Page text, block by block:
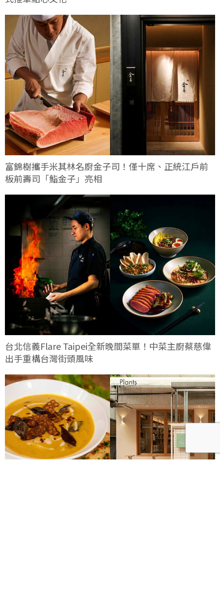
富錦樹攜手米其林名廚金子司！僅十席、正統江戶前
板前壽司「鮨金子」亮相
台北信義Flare Taipei全新晚間菜單！中菜主廚蔡慈偉
出手重構台灣街頭風味